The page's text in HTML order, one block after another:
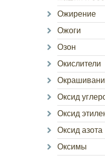
Ожирение
Ожоги
Озон
Окислители
Оксид
Оксид
Оксид азота
Оксимы